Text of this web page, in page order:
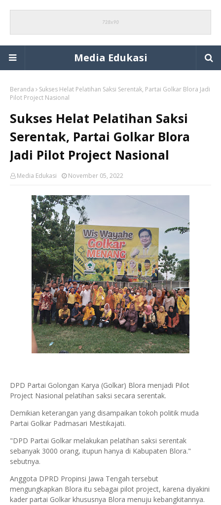
Media Edukasi
Beranda
Sukses Helat Pelatihan Saksi Serentak, Partai Golkar Blora Jadi
Pilot Project Nasional
Sukses Helat Pelatihan Saksi
Serentak, Partai Golkar Blora
Jadi Pilot Project Nasional
Media Edukasi November 05, 2022
DPD Partai Golongan Karya (Golkar) Blora menjadi Pilot
Project Nasional pelatihan saksi secara serentak.
Demikian keterangan yang disampaikan tokoh politik muda
Partai Golkar Padmasari Mestikajati.
"DPD Partai Golkar melakukan pelatihan saksi serentak
sebanyak 3000 orang, itupun hanya di Kabupaten Blora."
sebutnya.
Anggota DPRD Propinsi Jawa Tengah tersebut
mengungkapkan Blora itu sebagai pilot project, karena diyakini
kader partai Golkar khususnya Blora menuju kebangkitannya.